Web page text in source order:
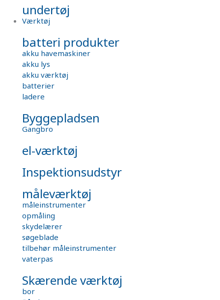
undertøj
Værktøj
batteri produkter
akku havemaskiner
akku lys
akku værktøj
batterier
ladere
Byggepladsen
Gangbro
el-værktøj
Inspektionsudstyr
måleværktøj
måleinstrumenter
opmåling
skydelærer
søgeblade
tilbehør måleinstrumenter
vaterpas
Skærende værktøj
bor